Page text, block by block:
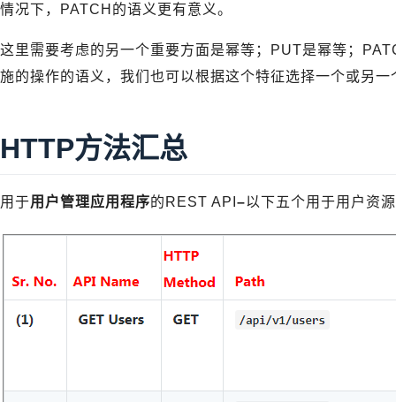
情况下，PATCH的语义更有意义。
这里需要考虑的另一个重要方面是幂等；PUT是幂等；
施的操作的语义，我们也可以根据这个特征选择一个或另一
HTTP方法汇总
用于用户管理应用程序的REST API –以下五个用于用户资